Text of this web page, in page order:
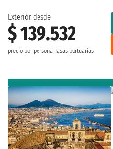
Exteriór desde
$ 139.532
precio por persona Tasas portuarias